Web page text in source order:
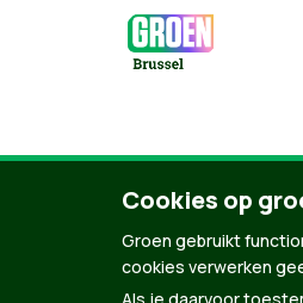
Cookies op
Groen gebruikt
cookies verwerken